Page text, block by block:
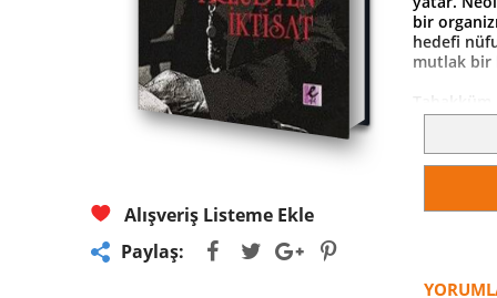
Alışveriş Listeme Ekle
Paylaş:
bir
hedefi
mutlak bir
bileşeni
kavrayış